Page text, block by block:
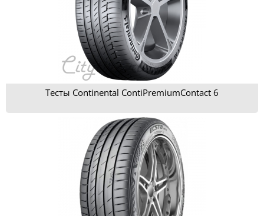
Тесты Continental ContiPremiumContact 6